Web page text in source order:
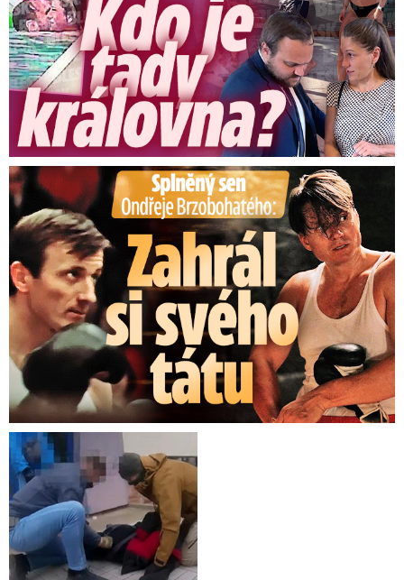
Splněný sen Ondřeje Brzobohatého: Zahrál si svého tátu